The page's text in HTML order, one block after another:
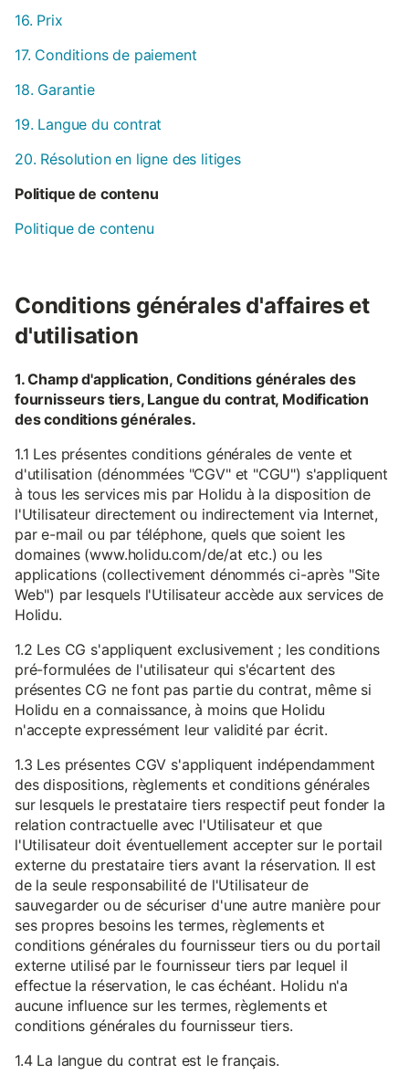
16. Prix
17. Conditions de paiement
18. Garantie
19. Langue du contrat
20. Résolution en ligne des litiges
Politique de contenu
Politique de contenu
Conditions générales d'affaires et
d'utilisation
1. Champ d'application, Conditions générales des
fournisseurs tiers, Langue du contrat, Modification
des conditions générales.
1.1 Les présentes conditions générales de vente et
d'utilisation (dénommées "CGV" et "CGU") s'appliquent
à tous les services mis par Holidu à la disposition de
l'Utilisateur directement ou indirectement via Internet,
par e-mail ou par téléphone, quels que soient les
domaines (www.holidu.com/de/at etc.) ou les
applications (collectivement dénommés ci-après "Site
Web") par lesquels l'Utilisateur accède aux services de
Holidu.
1.2 Les CG s'appliquent exclusivement ; les conditions
pré-formulées de l'utilisateur qui s'écartent des
présentes CG ne font pas partie du contrat, même si
Holidu en a connaissance, à moins que Holidu
n'accepte expressément leur validité par écrit.
1.3 Les présentes CGV s'appliquent indépendamment
des dispositions, règlements et conditions générales
sur lesquels le prestataire tiers respectif peut fonder la
relation contractuelle avec l'Utilisateur et que
l'Utilisateur doit éventuellement accepter sur le portail
externe du prestataire tiers avant la réservation. Il est
de la seule responsabilité de l'Utilisateur de
sauvegarder ou de sécuriser d'une autre manière pour
ses propres besoins les termes, règlements et
conditions générales du fournisseur tiers ou du portail
externe utilisé par le fournisseur tiers par lequel il
effectue la réservation, le cas échéant. Holidu n'a
aucune influence sur les termes, règlements et
conditions générales du fournisseur tiers.
1.4 La langue du contrat est le français.